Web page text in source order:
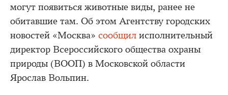
могут появиться животные виды, ранее не
обитавшие там. Об этом Агентству городских
новостей «Москва» сообщил исполнительный
директор Всероссийского общества охраны
природы (ВООП) в Московской области
Ярослав Вольпин.